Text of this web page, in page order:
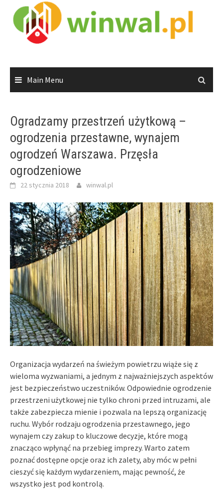
content
Main Menu
Ogradzamy przestrzeń użytkową –
ogrodzenia przestawne, wynajem
ogrodzeń Warszawa. Przęsła
ogrodzeniowe
22 stycznia 2018 winwal.pl
Organizacja wydarzeń na świeżym powietrzu wiąże się z
wieloma wyzwaniami, a jednym z najważniejszych aspektów
jest bezpieczeństwo uczestników. Odpowiednie ogrodzenie
przestrzeni użytkowej nie tylko chroni przed intruzami, ale
także zabezpiecza mienie i pozwala na lepszą organizację
ruchu. Wybór rodzaju ogrodzenia przestawnego, jego
wynajem czy zakup to kluczowe decyzje, które mogą
znacząco wpłynąć na przebieg imprezy. Warto zatem
poznać dostępne opcje oraz ich zalety, aby móc w pełni
cieszyć się każdym wydarzeniem, mając pewność, że
wszystko jest pod kontrolą.